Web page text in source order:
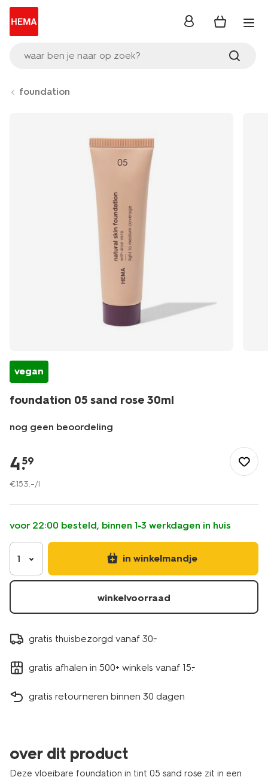
waar ben je naar op zoek?
inloggen
foundation
vegan
foundation 05 sand rose 30ml
nog geen beoordeling
gezond/make-
up/foundation/foundation-
05-
rose-
11290329.html
4.
59
€153.–/l
voor 22:00 besteld, binnen 1-3 werkdagen in huis
1 in winkelmandje
winkelvoorraad
gratis thuisbezorgd vanaf 30.-
gratis afhalen in 500+ winkels vanaf 15.-
gratis retourneren binnen 30 dagen
over dit product
Deze vloeibare foundation in tint 05 sand rose zit in een